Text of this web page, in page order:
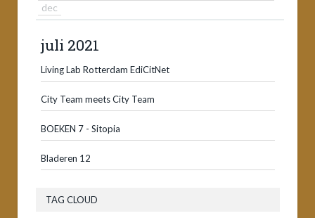
dec
juli 2021
Living Lab Rotterdam EdiCitNet
City Team meets City Team
BOEKEN 7 - Sitopia
Bladeren 12
TAG CLOUD